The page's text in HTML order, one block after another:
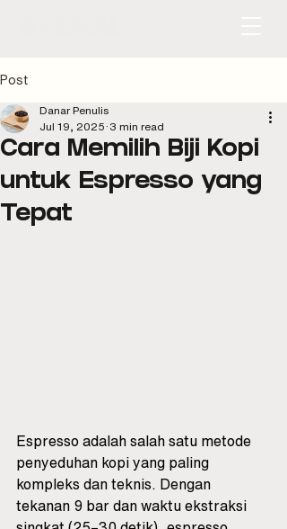
Post
Cara Memilih Biji Kopi
untuk Espresso yang
Tepat
Danar Penulis
Jul 19, 2025 3 min read
Espresso adalah salah satu metode
penyeduhan kopi yang paling
kompleks dan teknis. Dengan
tekanan 9 bar dan waktu ekstraksi